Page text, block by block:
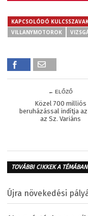
KAPCSOLÓDÓ
VILLANYMOTOROK
← ELŐZŐ
Közel 700 milliós
beruházással indítja
az Sz. Variáns
TOVÁBBI CIKKEK A TÉMÁBAN
Újra növekedési